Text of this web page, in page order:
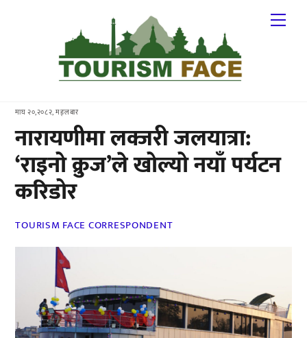
माघ २०,२०८२, मङ्लबार
नारायणीमा लक्जरी जलयात्रा:
‘राइनो क्रुज’ले खोल्यो नयाँ पर्यटन
करिडोर
TOURISM FACE CORRESPONDENT